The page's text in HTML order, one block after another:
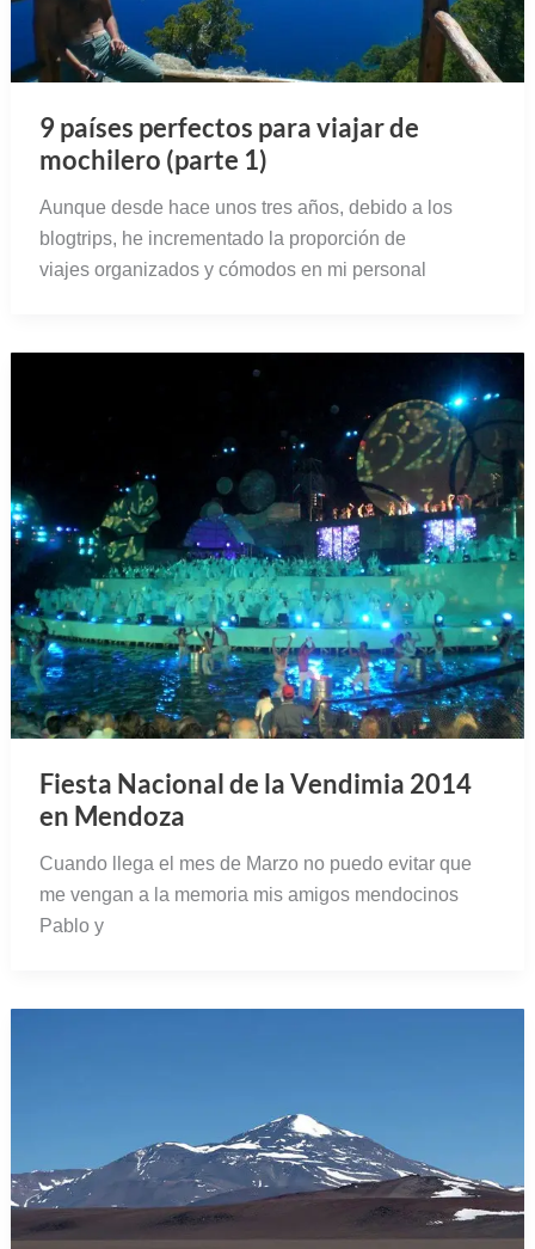
9 países perfectos para viajar de
mochilero (parte 1)
Aunque desde hace unos tres años, debido a los
blogtrips, he incrementado la proporción de
viajes organizados y cómodos en mi personal
Fiesta Nacional de la Vendimia 2014
en Mendoza
Cuando llega el mes de Marzo no puedo evitar que
me vengan a la memoria mis amigos mendocinos
Pablo y